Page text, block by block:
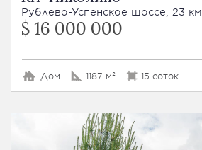
Рублево-Успенское шоссе, 23 км
$ 16 000 000
Дом 1187 м² 15 соток